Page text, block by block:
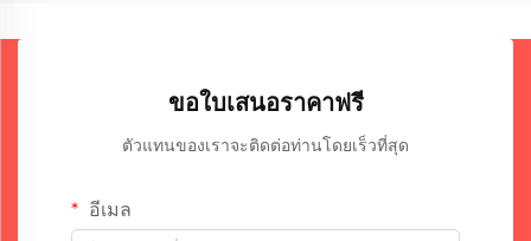
ขอใบเสนอราคาฟรี
ตัวแทนของเราจะติดต่อท่านโดยเร็วที่สุด
อีเมล